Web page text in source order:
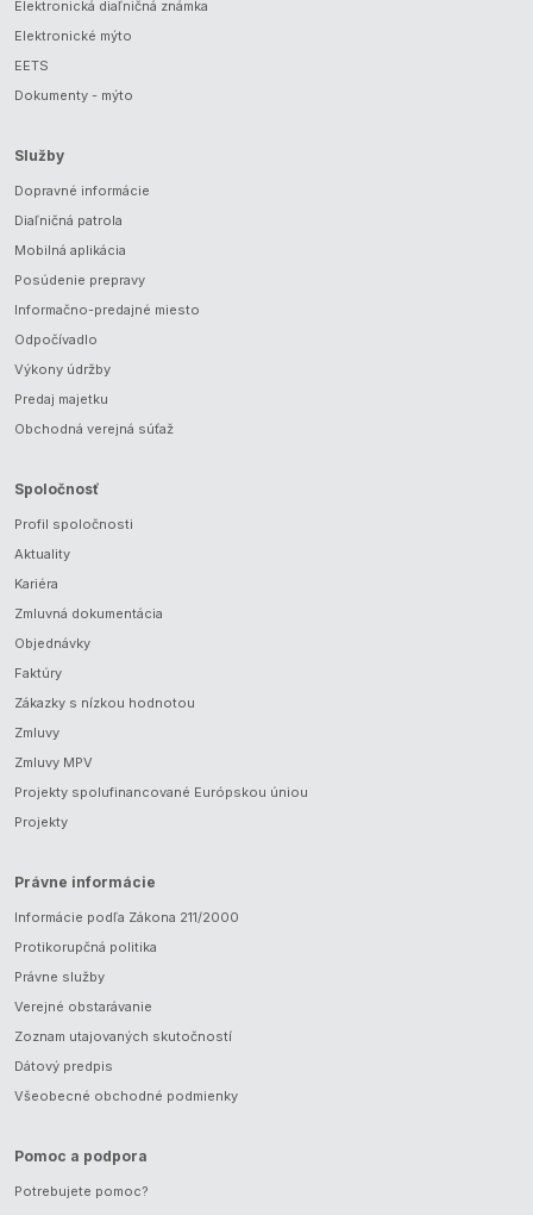
Elektronická diaľničná známka
Elektronické mýto
EETS
Dokumenty - mýto
Služby
Dopravné informácie
Diaľničná patrola
Mobilná aplikácia
Posúdenie prepravy
Informačno-predajné miesto
Odpočívadlo
Výkony údržby
Predaj majetku
Obchodná verejná súťaž
Spoločnosť
Profil spoločnosti
Aktuality
Kariéra
Zmluvná dokumentácia
Objednávky
Faktúry
Zákazky s nízkou hodnotou
Zmluvy
Zmluvy MPV
Projekty spolufinancované Európskou úniou
Projekty
Právne informácie
Informácie podľa Zákona 211/2000
Protikorupčná politika
Právne služby
Verejné obstarávanie
Zoznam utajovaných skutočností
Dátový predpis
Všeobecné obchodné podmienky
Pomoc a podpora
Potrebujete pomoc?